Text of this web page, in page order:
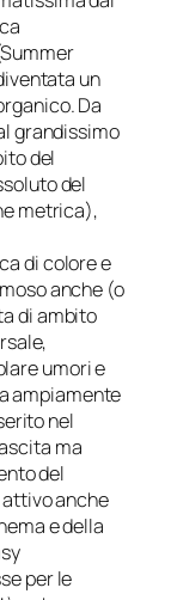
un
Da
grandissimo
del
del
metrica),
di colore e
anche (o
di ambito
umori e
ampiamente
nel
ma
del
anche
e della
per le